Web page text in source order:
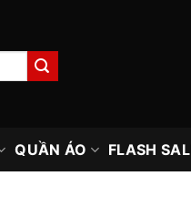
QUẦN ÁO FLASH